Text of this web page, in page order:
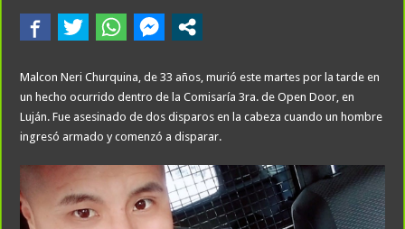
Malcon Neri Churquina, de 33 años, murió este martes por la tarde en
un hecho ocurrido dentro de la Comisaría 3ra. de Open Door, en
Luján. Fue asesinado de dos disparos en la cabeza cuando un hombre
ingresó armado y comenzó a disparar.